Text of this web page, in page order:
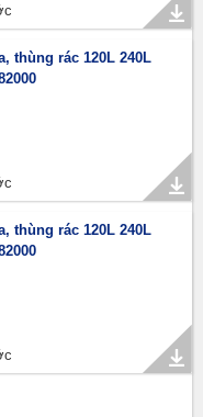
thùng rác 120L 240L
thùng rác 120L 240L